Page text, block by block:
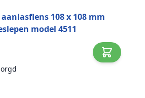
108 x 108 mm
model 4511